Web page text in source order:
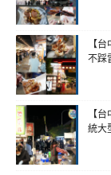
【
不踩
【
統大